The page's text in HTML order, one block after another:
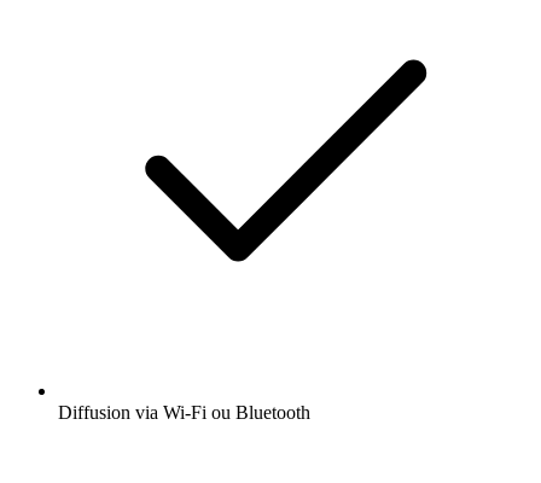
Diffusion via Wi-Fi ou Bluetooth